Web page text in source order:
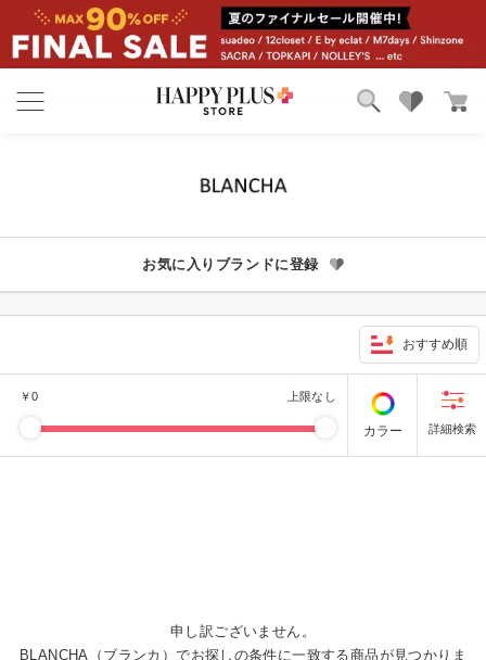
お気に入り
お気に入りブランドに登録
おすすめ順
￥0 上限なし
カラー
申し訳ございません。
BLANCHA（ブランカ）でお探しの条件に一致する商品が見つかりま